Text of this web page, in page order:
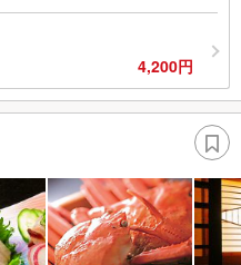
4,200円